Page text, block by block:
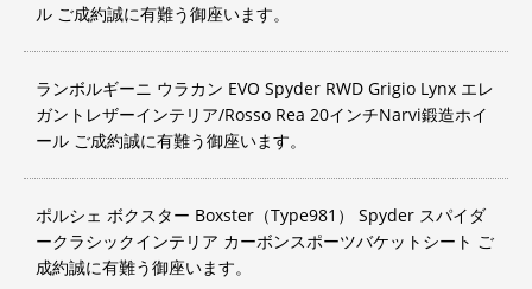
ル ご成約誠に有難う御座います。
ランボルギーニ ウラカン EVO Spyder RWD Grigio Lynx エレ
ガントレザーインテリア/Rosso Rea 20インチNarvi鍛造ホイ
ール ご成約誠に有難う御座います。
ポルシェ ボクスター Boxster（Type981） Spyder スパイダ
ークラシックインテリア カーボンスポーツバケットシート ご
成約誠に有難う御座います。